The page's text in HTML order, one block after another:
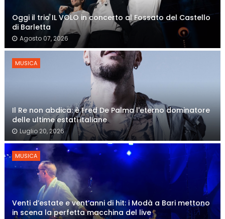
Oggi il trio IL VOLO in concerto al Fossato del Castello
di Barletta
Agosto 07, 2026
MUSICA
Il Re non abdica: è Fred De Palma l'eterno dominatore
delle ultime estati italiane
Luglio 20, 2026
MUSICA
Venti d’estate e vent’anni di hit: i Modà a Bari mettono
in scena la perfetta macchina del live